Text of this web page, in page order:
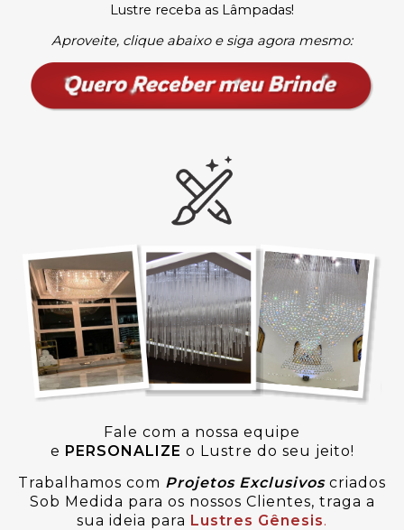
Lustre receba as Lâmpadas!
Aproveite, clique abaixo e siga agora mesmo:
Fale com a nossa equipe
e PERSONALIZE o Lustre do seu jeito!
Trabalhamos com Projetos Exclusivoscriados
Sob Medida para os nossos Clientes, traga a
sua ideia para Lustres Gênesis.